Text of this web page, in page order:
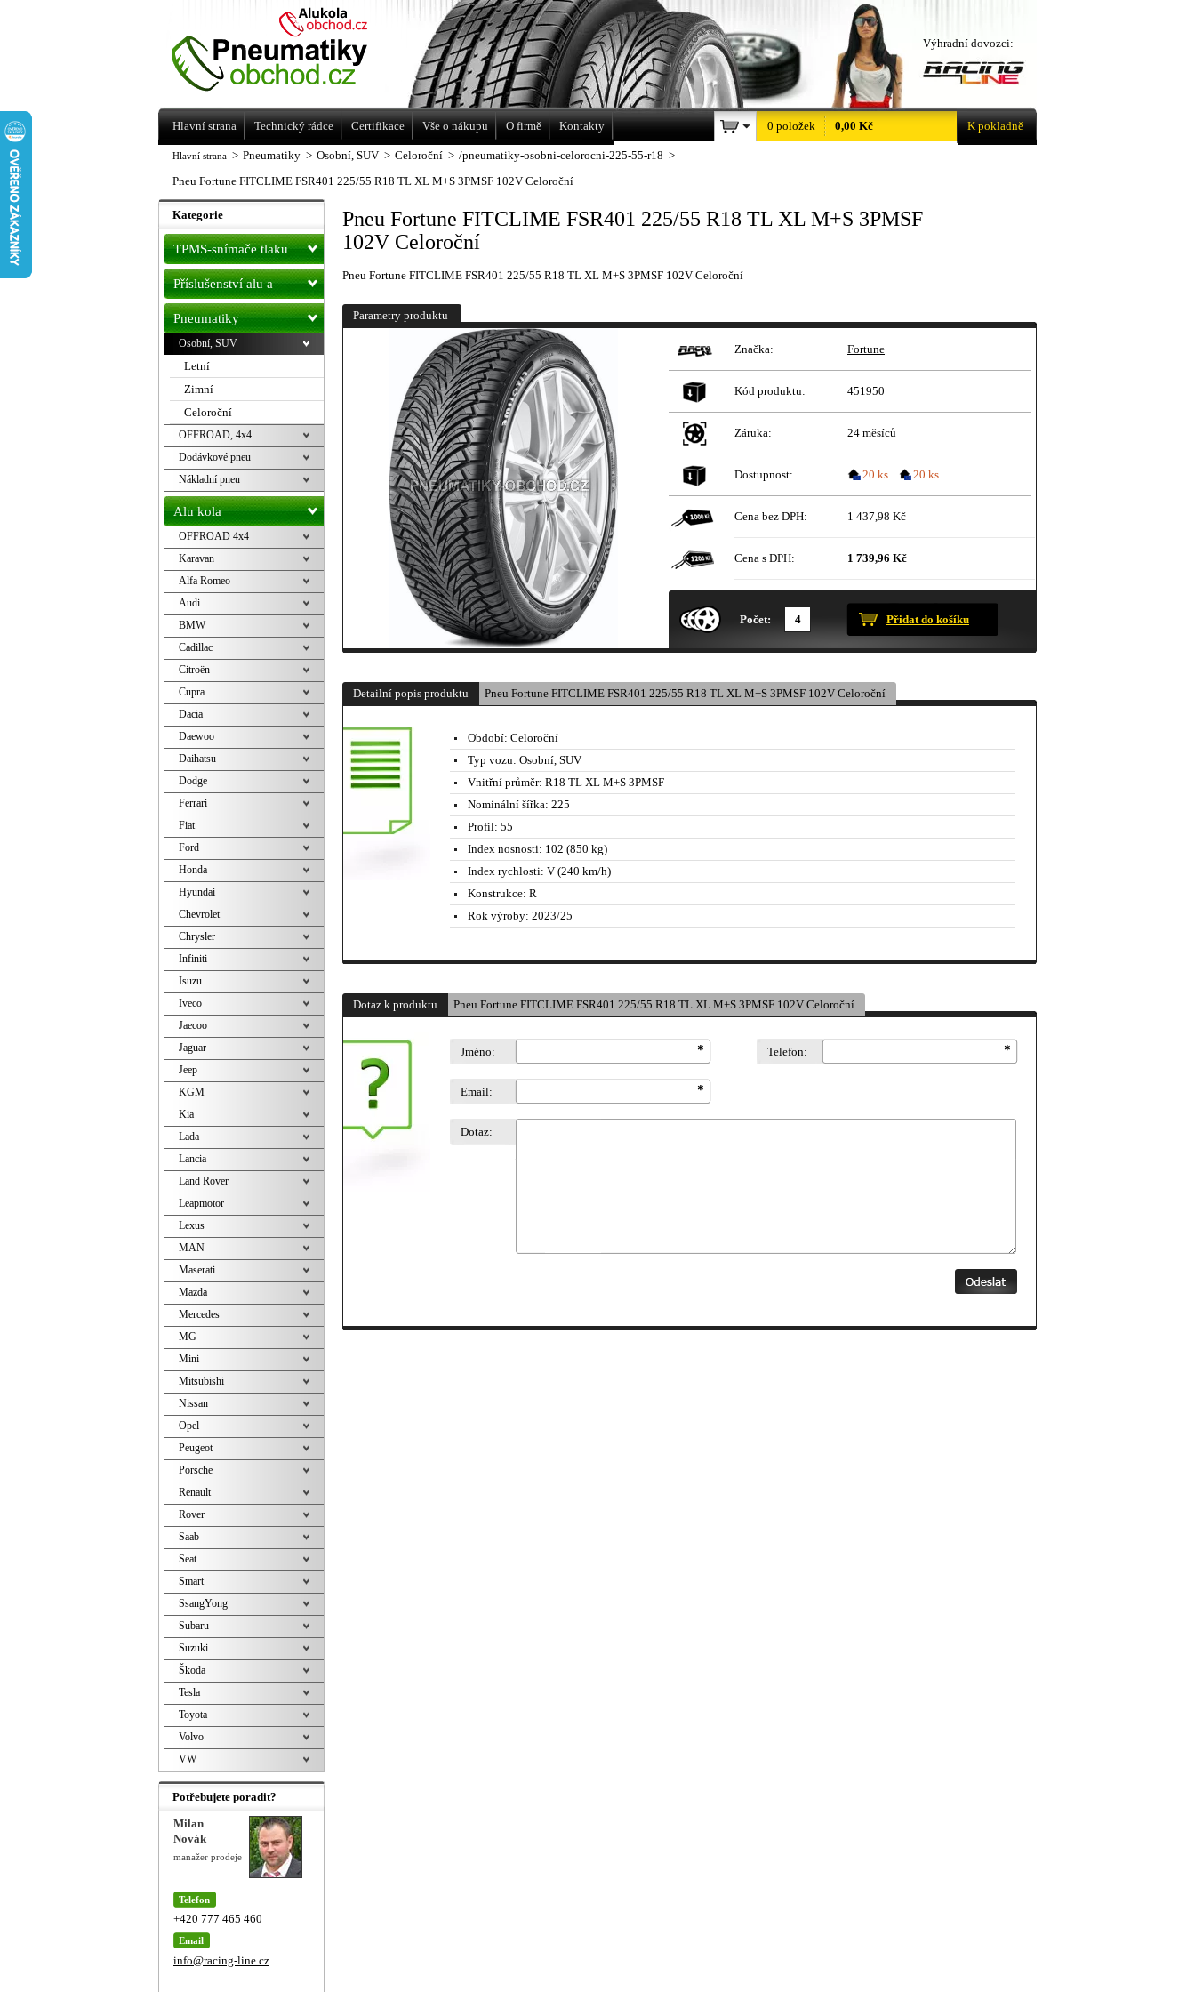
Hlavní strana > Pneumatiky > Osobní, SUV > Celoroční > /pneumatiky-osobni-celorocni-225-55-r18 >
Pneu Fortune FITCLIME FSR401 225/55 R18 TL XL M+S 3PMSF 102V Celoroční
Pneu Fortune FITCLIME FSR401 225/55 R18 TL XL M+S 3PMSF
102V Celoroční
Pneu Fortune FITCLIME FSR401 225/55 R18 TL XL M+S 3PMSF 102V Celoroční
Parametry produktu
Značka: Fortune
Kód produktu: 451950
Záruka: 24 měsíců
Dostupnost: 20 ks 20 ks
Cena bez DPH: 1 437,98 Kč
Cena s DPH: 1 739,96 Kč
Počet: Přidat do košíku
Detailní popis produktu Pneu Fortune FITCLIME FSR401 225/55 R18 TL XL M+S 3PMSF 102V Celoroční
Období: Celoroční
Typ vozu: Osobní, SUV
Vnitřní průměr: R18 TL XL M+S 3PMSF
Nominální šířka: 225
Profil: 55
Index nosnosti: 102 (850 kg)
Index rychlosti: V (240 km/h)
Konstrukce: R
Rok výroby: 2023/25
Dotaz k produktu Pneu Fortune FITCLIME FSR401 225/55 R18 TL XL M+S 3PMSF 102V Celoroční
Jméno: Telefon:
Email:
Dotaz:
Kategorie
TPMS-snímače tlaku
Příslušenství alu a
pneu
Pneumatiky
Osobní, SUV
Letní
Zimní
Celoroční
OFFROAD, 4x4
Dodávkové pneu
Nákladní pneu
Alu kola
OFFROAD 4x4
Karavan
Alfa Romeo
Audi
BMW
Cadillac
Citroën
Cupra
Dacia
Daewoo
Daihatsu
Dodge
Ferrari
Fiat
Ford
Honda
Hyundai
Chevrolet
Chrysler
Infiniti
Isuzu
Iveco
Jaecoo
Jaguar
Jeep
KGM
Kia
Lada
Lancia
Land Rover
Leapmotor
Lexus
MAN
Maserati
Mazda
Mercedes
MG
Mini
Mitsubishi
Nissan
Opel
Peugeot
Porsche
Renault
Rover
Saab
Seat
Smart
SsangYong
Subaru
Suzuki
Škoda
Tesla
Toyota
Volvo
VW
Potřebujete poradit?
Milan
Novák
manažer prodeje
Telefon
+420 777 465 460
Email
info@racing-line.cz
Levné pneumatiky letní, zimní, Alu kola
a litá kola Racing Line
Výhradní dovozci:
Hlavní strana Technický rádce Certifikace Vše o nákupu O firmě Kontakty 0 položek 0,00 Kč K pokladně